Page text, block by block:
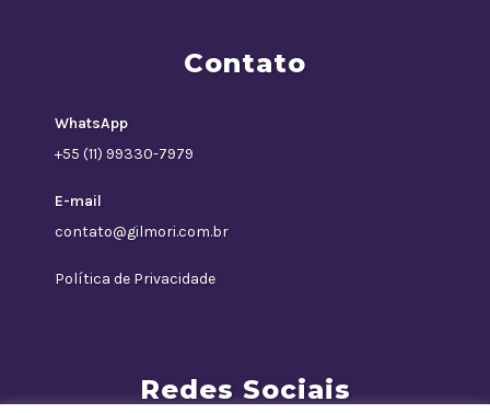
Contato
WhatsApp
+55 (11) 99330-7979
E-mail
contato@gilmori.com.br
Política de Privacidade
Redes Sociais